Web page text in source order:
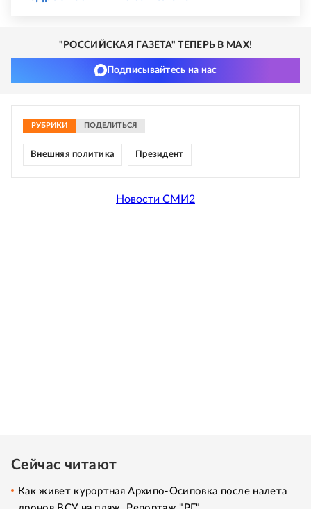
"РОССИЙСКАЯ ГАЗЕТА" ТЕПЕРЬ В MAX!
Подписывайтесь на нас
РУБРИКИ ПОДЕЛИТЬСЯ
Внешняя политика Президент
Новости СМИ2
Сейчас читают
Как живет курортная Архипо-Осиповка после налета